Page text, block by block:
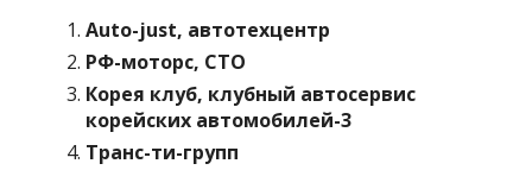
Auto-just, автотехцентр
РФ-моторс, СТО
Корея клуб, клубный автосервис
корейских автомобилей-3
Транс-ти-групп